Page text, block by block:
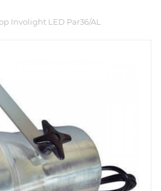
Involight LED Par36/AL